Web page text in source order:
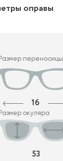
оправы
Размер переносицы
16
Размер окуляра
53